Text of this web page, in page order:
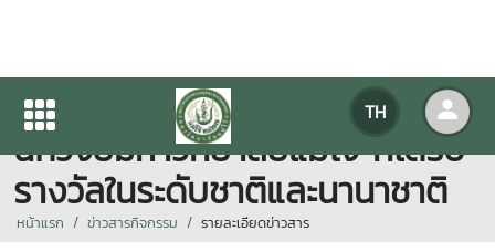
TH
พิธีมอบใบประกาศเกียรติคุณให้แก่
นักวิจัยมหาวิทยาลัยแม่โจ้ ที่ได้รับ
รางวัลในระดับชาติและนานาชาติ
หน้าแรก ข่าวสารกิจกรรม รายละเอียดข่าวสาร